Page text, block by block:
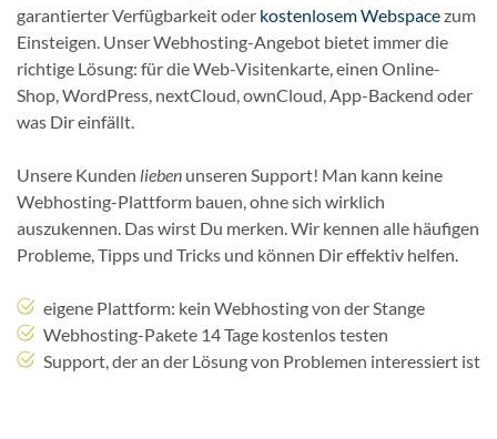
garantierter Verfügbarkeit oder kostenlosem Webspacezum
Einsteigen. Unser Webhosting-Angebot bietet immer die
richtige Lösung: für die Web-Visitenkarte, einen Online-
Shop, WordPress, nextCloud, ownCloud, App-Backend oder
was Dir einfällt.
Unsere Kunden lieben unseren Support! Man kann keine
Webhosting-Plattform bauen, ohne sich wirklich
auszukennen. Das wirst Du merken. Wir kennen alle häufigen
Probleme, Tipps und Tricks und können Dir effektiv helfen.
eigene Plattform: kein Webhosting von der Stange
Webhosting-Pakete 14 Tage kostenlos testen
Support, der an der Lösung von Problemen interessiert ist